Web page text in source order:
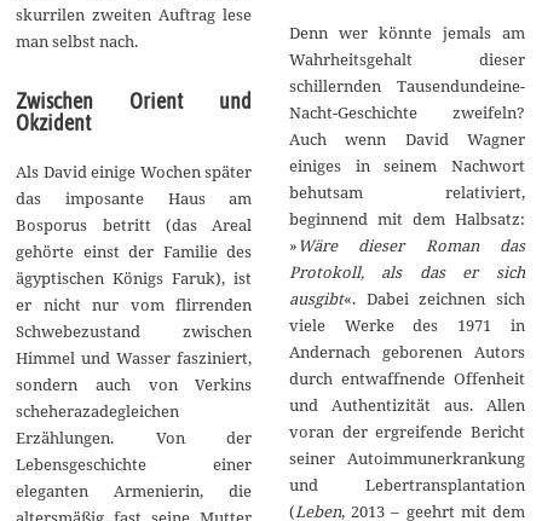
skurrilen zweiten Auftrag lese
man selbst nach.
Zwischen Orient und
Okzident
Als David einige Wochen später
das imposante Haus am
Bosporus betritt (das Areal
gehörte einst der Familie des
ägyptischen Königs Faruk), ist
er nicht nur vom flirrenden
Schwebezustand zwischen
Himmel und Wasser fasziniert,
sondern auch von Verkins
scheherazadegleichen
Erzählungen. Von der
Lebensgeschichte einer
eleganten Armenierin, die
Denn wer könnte jemals am
Wahrheitsgehalt dieser
schillernden Tausendundeine-
Nacht-Geschichte zweifeln?
Auch wenn David Wagner
einiges in seinem Nachwort
behutsam relativiert,
beginnend mit dem Halbsatz:
»Wäre dieser Roman das
Protokoll, als das er sich
ausgibt«. Dabei zeichnen sich
viele Werke des 1971 in
Andernach geborenen Autors
durch entwaffnende Offenheit
und Authentizität aus. Allen
voran der ergreifende Bericht
seiner Autoimmunerkrankung
und Lebertransplantation
(Leben, 2013 – geehrt mit dem